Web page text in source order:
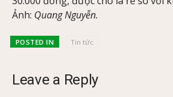
Ảnh: Quang Nguyễn.
POSTED IN Tin tức
Leave a Reply